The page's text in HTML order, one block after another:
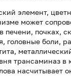
элемент,
может
печени, почках,
головные боли,
трансаминаз
насчитывает